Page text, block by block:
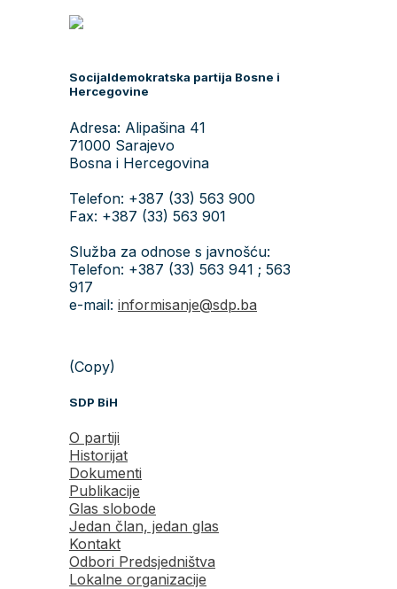
Socijaldemokratska partija Bosne i
Hercegovine
Adresa: Alipašina 41
71000 Sarajevo
Bosna i Hercegovina
Telefon: +387 (33) 563 900
Fax: +387 (33) 563 901
Služba za odnose s javnošću:
Telefon: +387 (33) 563 941 ; 563
917
e-mail: informisanje@sdp.ba
(Copy)
SDP BiH
O partiji
Historijat
Dokumenti
Publikacije
Glas slobode
Jedan član, jedan glas
Kontakt
Odbori Predsjedništva
Lokalne organizacije